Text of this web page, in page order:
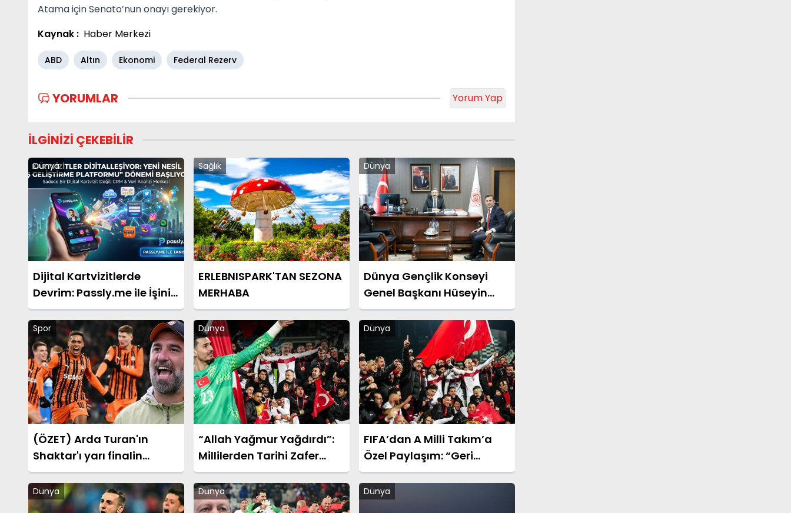
Atama için Senato’nun onayı gerekiyor.
Kaynak : Haber Merkezi
ABD Altın Ekonomi Federal Rezerv
YORUMLAR Yorum Yap
İLGİNİZİ ÇEKEBİLİR
Dünya
Dijital Kartvizitlerde
Devrim: Passly.me ile İşinizi
Tek Tıkla Büyütün
Sağlık
ERLEBNISPARK'TAN SEZONA
MERHABA
Dünya
Dünya Gençlik Konseyi
Genel Başkanı Hüseyin
Celep’ten Bakan
Yardımcısı Ahmet Aydın’a
Spor
(ÖZET) Arda Turan'ın
Shaktar'ı yarı finalin
kapılarını araladı! Shaktar
Donetsk - AZ Alkmaar
maçı sonucu: 3-0 (UEFA
Dünya
“Allah Yağmur Yağdırdı”:
Millilerden Tarihi Zafer
Sonrası Duygusal Sözler
Dünya
FIFA’dan A Milli Takım’a
Özel Paylaşım: “Geri
Döndüler”
Dünya Dünya Dünya